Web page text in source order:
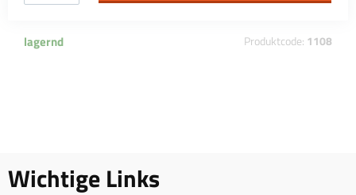
lagernd Produktcode: 1108
Wichtige Links